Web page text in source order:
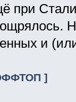
при
и
]